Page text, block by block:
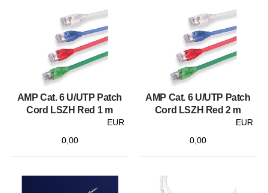
AMP Cat. 6 U/UTP Patch
Cord LSZH Red 1 m
EUR
0,00
AMP Cat. 6 U/UTP Patch
Cord LSZH Red 2 m
EUR
0,00